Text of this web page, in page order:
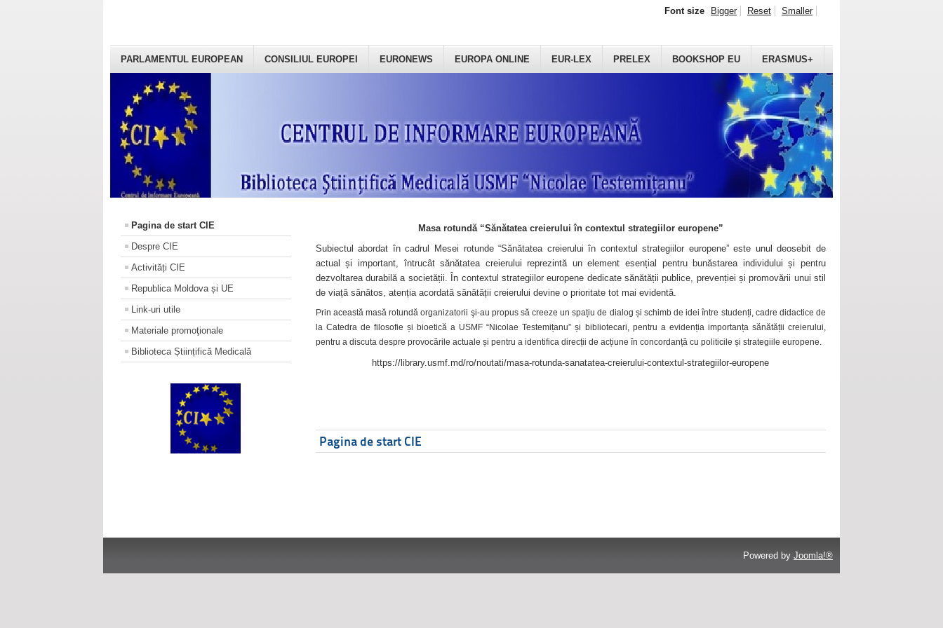
PARLAMENTUL EUROPEAN CONSILIUL EUROPEI EURONEWS EUROPA ONLINE EUR-LEX PRELEX BOOKSHOP EU ERASMUS+
Font size Bigger Reset Smaller
Pagina de start CIE
Despre CIE
Activități CIE
Republica Moldova și UE
Link-uri utile
Materiale promoţionale
Biblioteca Științifică Medicală
Masa rotundă “Sănătatea creierului în contextul strategiilor europene”
Subiectul abordat în cadrul Mesei rotunde “Sănătatea creierului în contextul strategiilor europene” este unul deosebit de
actual și important, întrucât sănătatea creierului reprezintă un element esențial pentru bunăstarea individului și pentru
dezvoltarea durabilă a societății. În contextul strategiilor europene dedicate sănătății publice, prevenției și promovării unui stil
de viață sănătos, atenția acordată sănătății creierului devine o prioritate tot mai evidentă.
Prin această masă rotundă organizatorii şi-au propus să creeze un spațiu de dialog și schimb de idei între studenți, cadre didactice de
la Catedra de filosofie și bioetică a USMF “Nicolae Testemițanu” și bibliotecari, pentru a evidenția importanța sănătății creierului,
pentru a discuta despre provocările actuale și pentru a identifica direcții de acțiune în concordanță cu politicile și strategiile europene.
https://library.usmf.md/ro/noutati/masa-rotunda-sanatatea-creierului-contextul-strategiilor-europene
Pagina de start CIE
Powered by Joomla!®